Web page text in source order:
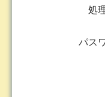
処
パス